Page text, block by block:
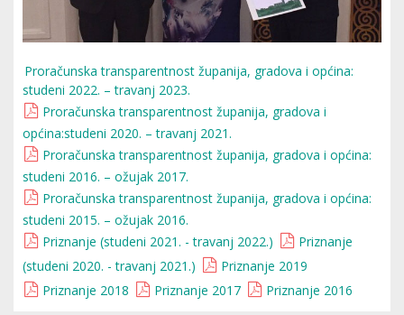
Proračunska transparentnost županija, gradova i općina:
studeni 2022. – travanj 2023.
Proračunska transparentnost županija, gradova i
općina:studeni 2020. – travanj 2021.
Proračunska transparentnost županija, gradova i općina:
studeni 2016. – ožujak 2017.
Proračunska transparentnost županija, gradova i općina:
studeni 2015. – ožujak 2016.
Priznanje (studeni 2021. - travanj 2022.)
Priznanje
(studeni 2020. - travanj 2021.)
Priznanje 2019
Priznanje 2018
Priznanje 2017 Priznanje 2016